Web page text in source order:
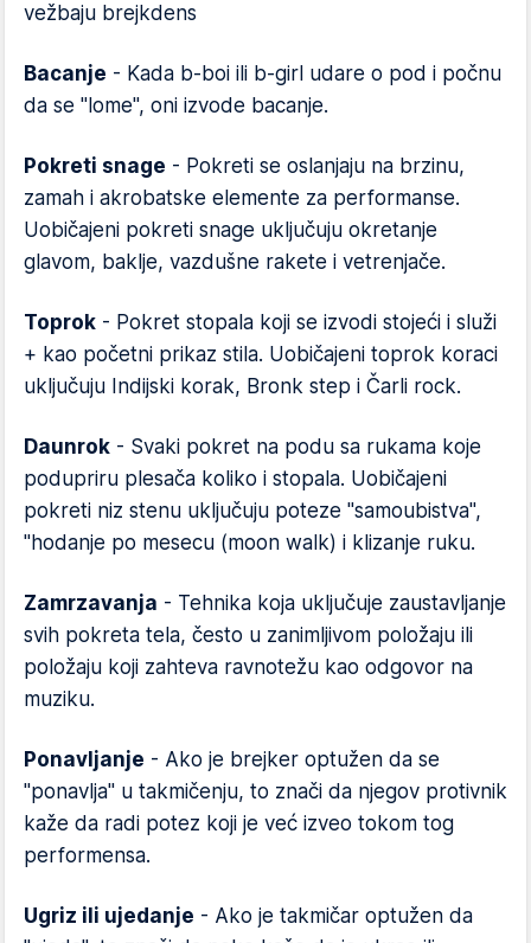
vežbaju brejkdens
Bacanje - Kada b-boi ili b-girl udare o pod i počnu
da se "lome", oni izvode bacanje.
Pokreti snage - Pokreti se oslanjaju na brzinu,
zamah i akrobatske elemente za performanse.
Uobičajeni pokreti snage uključuju okretanje
glavom, baklje, vazdušne rakete i vetrenjače.
Toprok - Pokret stopala koji se izvodi stojeći i služi
+ kao početni prikaz stila. Uobičajeni toprok koraci
uključuju Indijski korak, Bronk step i Čarli rock.
Daunrok - Svaki pokret na podu sa rukama koje
podupriru plesača koliko i stopala. Uobičajeni
pokreti niz stenu uključuju poteze "samoubistva",
"hodanje po mesecu (moon walk) i klizanje ruku.
Zamrzavanja - Tehnika koja uključuje zaustavljanje
svih pokreta tela, često u zanimljivom položaju ili
položaju koji zahteva ravnotežu kao odgovor na
muziku.
Ponavljanje - Ako je brejker optužen da se
"ponavlja" u takmičenju, to znači da njegov protivnik
kaže da radi potez koji je već izveo tokom tog
performensa.
Ugriz ili ujedanje - Ako je takmičar optužen da